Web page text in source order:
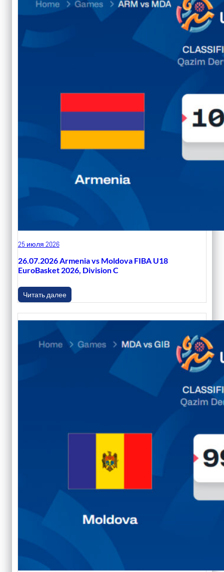
25 июля 2026
26.07.2026 Armenia vs Moldova FIBA U18
EuroBasket 2026, Division C
Читать далее